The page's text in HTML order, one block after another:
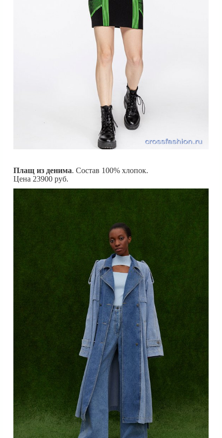
Плащ из денима. Состав 100% хлопок.
Цена 23900 руб.